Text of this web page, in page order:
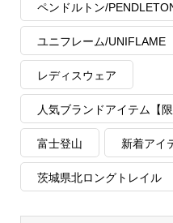
ペンドルトン/
ユニフレーム/UNIFLAME
レディスウェア
人気ブランドアイテム【
富士登山 新着アイ
茨城県北ロングトレイル